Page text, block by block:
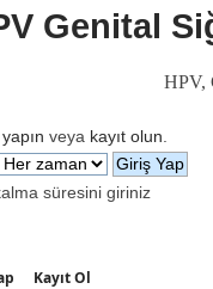
HPV,
veya kayıt olun
süresini giriniz
Kayıt Ol